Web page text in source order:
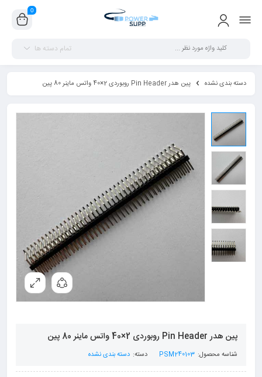
0
تمام دسته ها
دسته بندی نشده پین هدر Pin Header روبوردی 2×40 واتس ماینر 80 پین
پین هدر Pin Header روبوردی 2×40 واتس ماینر 80 پین
شناسه محصول: PSM240103 دسته: دسته بندی نشده